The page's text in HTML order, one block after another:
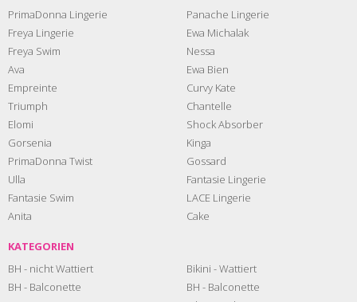
PrimaDonna Lingerie
Freya Lingerie
Freya Swim
Ava
Empreinte
Triumph
Elomi
Gorsenia
PrimaDonna Twist
Ulla
Fantasie Swim
Anita
Panache Lingerie
Ewa Michalak
Nessa
Ewa Bien
Curvy Kate
Chantelle
Shock Absorber
Kinga
Gossard
Fantasie Lingerie
LACE Lingerie
Cake
KATEGORIEN
BH - nicht Wattiert
BH - Balconette
Bikini - Wattiert
BH - Balconette